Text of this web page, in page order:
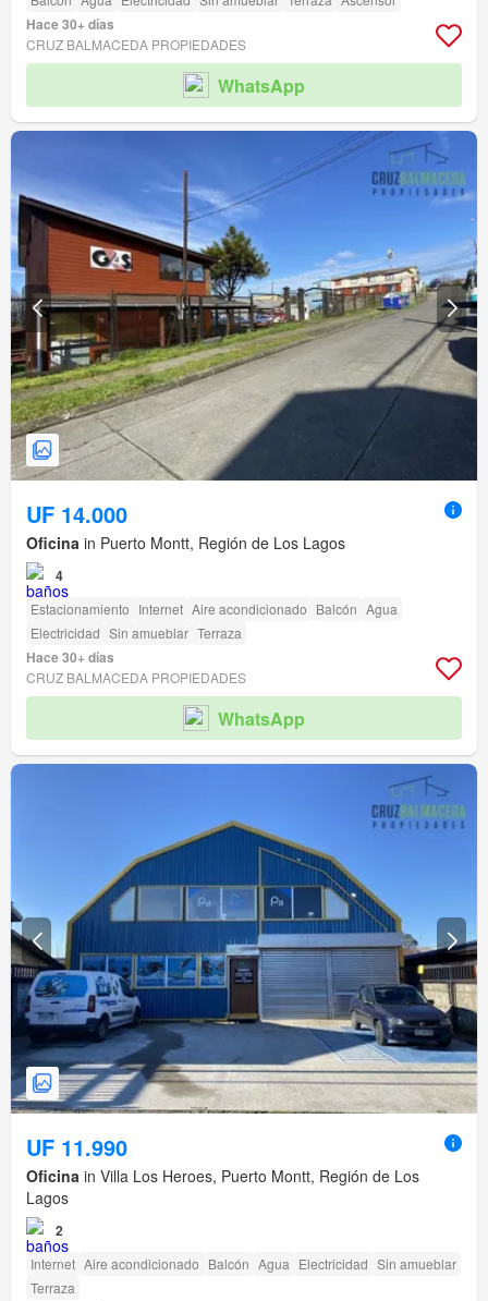
Hace 30+ días
CRUZ BALMACEDA PROPIEDADES
WhatsApp
UF 14.000
Oficina in Puerto Montt, Región de Los Lagos
4
Estacionamiento Internet Aire acondicionado Balcón Agua
Electricidad Sin amueblar Terraza
Hace 30+ días
CRUZ BALMACEDA PROPIEDADES
WhatsApp
UF 11.990
Oficina in Villa Los Heroes, Puerto Montt, Región de Los
Lagos
2
Internet Aire acondicionado Balcón Agua Electricidad Sin amueblar
Terraza